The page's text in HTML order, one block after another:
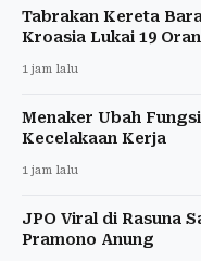
Tabrakan Kereta
Kroasia Lukai 19
1 jam lalu
Menaker Ubah
Kecelakaan Kerja
1 jam lalu
JPO Viral di Rasuna
Pramono Anung